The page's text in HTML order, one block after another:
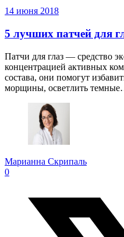
14 июня 2018
5 лучших патчей для
Патчи для глаз — средство
концентрацией активных
состава, они помогут
морщины, осветлить
Марианна Скрипаль
0